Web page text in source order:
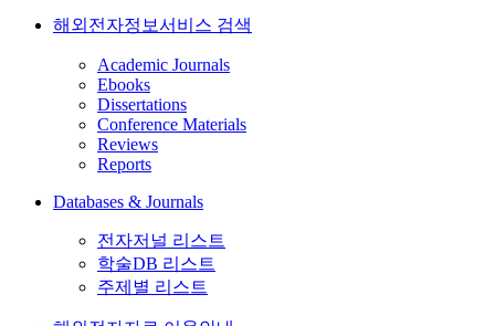
해외전자정보서비스 검색
Academic Journals
Ebooks
Dissertations
Conference Materials
Reviews
Reports
Databases & Journals
전자저널 리스트
학술DB 리스트
주제별 리스트